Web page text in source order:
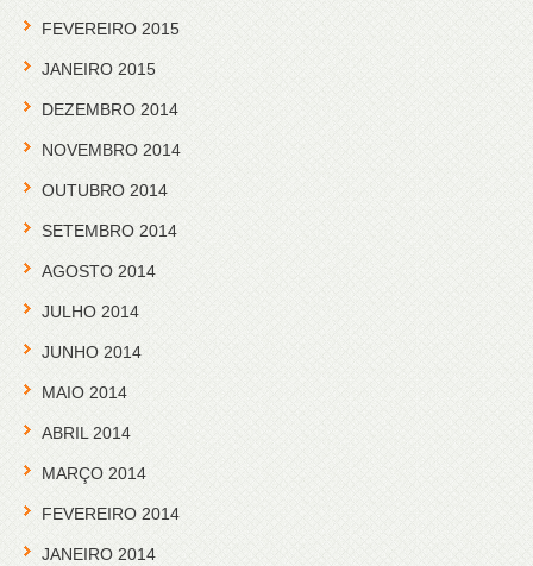
FEVEREIRO 2015
JANEIRO 2015
DEZEMBRO 2014
NOVEMBRO 2014
OUTUBRO 2014
SETEMBRO 2014
AGOSTO 2014
JULHO 2014
JUNHO 2014
MAIO 2014
ABRIL 2014
MARÇO 2014
FEVEREIRO 2014
JANEIRO 2014